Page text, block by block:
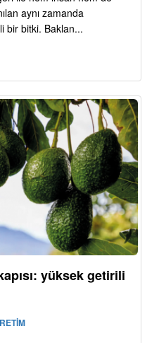
aynı zamanda
bir bitki. Baklan...
yüksek getirili